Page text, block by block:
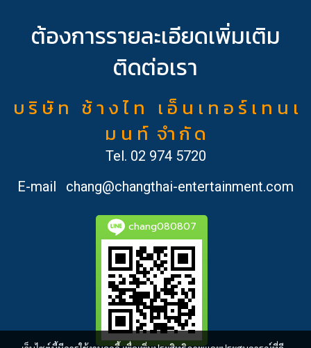
ต้องการรายละเอียดเพิ่มเติม
ติดต่อเรา
บ ริ ษั ท ช้ า ง ไ ท เ อ็ น เ ท อ ร์ เ ท น เ
ม น ท์ จำ กั ด
Tel. 02 974 5720
E-mail
chang@changthai-entertainment.com
chang080807